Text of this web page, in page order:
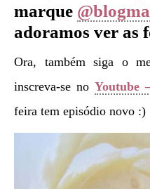
marque
adoramos ver as
Ora, também siga o
inscreva-se no Youtube
feira tem episódio novo :)